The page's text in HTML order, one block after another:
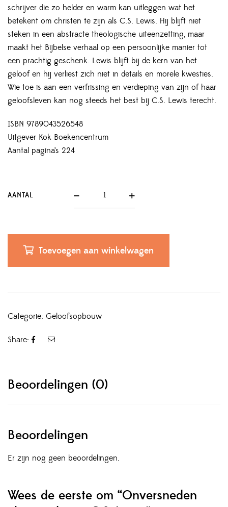
schrijver die zo helder en warm kan uitleggen wat het
betekent om christen te zijn als C.S. Lewis. Hij blijft niet
steken in een abstracte theologische uiteenzetting, maar
maakt het Bijbelse verhaal op een persoonlijke manier tot
een prachtig geschenk. Lewis blijft bij de kern van het
geloof en hij verliest zich niet in details en morele kwesties.
Wie toe is aan een verfrissing en verdieping van zijn of haar
geloofsleven kan nog steeds het best bij C.S. Lewis terecht.
ISBN 9789043526548
Uitgever Kok Boekencentrum
Aantal pagina’s 224
AANTAL
Toevoegen aan winkelwagen
Categorie: Geloofsopbouw
Share:
Beoordelingen (0)
Beoordelingen
Er zijn nog geen beoordelingen.
Wees de eerste om “Onversneden